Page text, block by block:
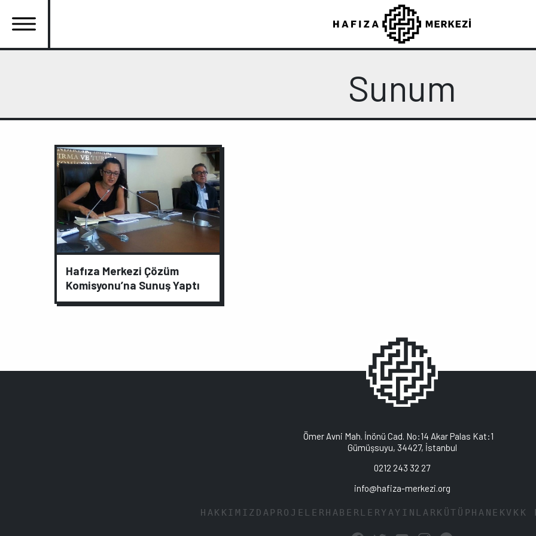
atla
Sunum
Hafıza Merkezi Çözüm
Komisyonu’na Sunuş Yaptı
Ömer Avni Mah. İnönü Cad. No:14 Akar Palas Kat:1
Gümüşsuyu, 34427, İstanbul
0212 243 32 27
info@hafiza-merkezi.org
HAKKIMIZDA PROJELER HABERLERYAYINLAR KÜTÜPHANE KVKK